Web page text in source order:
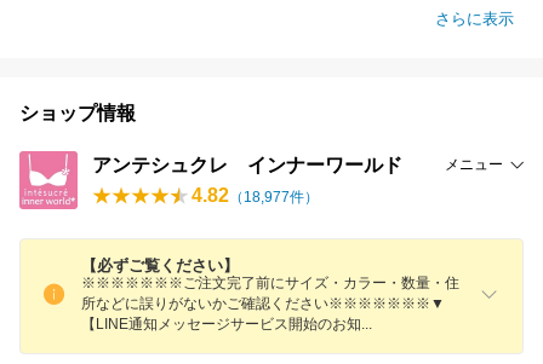
さらに表示
ショップ情報
アンテシュクレ インナーワールド メニュー
4.82 （ 18,977件）
【必ずご覧ください】
※※※※※※※ご注文完了前にサイズ・カラー・数量・住
所などに誤りがないかご確認ください※※※※※※※▼
【LINE通知メッセージサービス開始のお知